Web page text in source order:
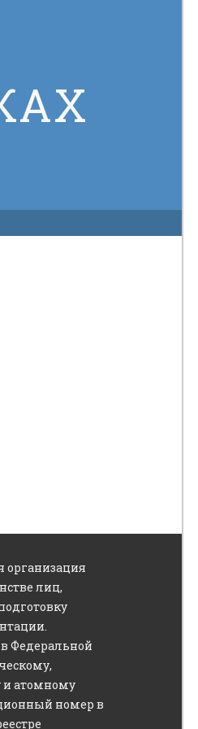
организация
лиц,
Федеральной
и атомному
номер в